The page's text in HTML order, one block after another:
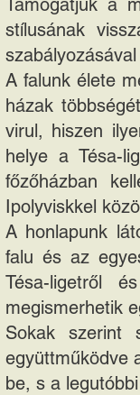
Támogatjuk a
stílusának
A falunk élete
házak
virul, hiszen
helye a Tésa-
főzőházban
Ipolyviskkel
A honlapunk
falu és az
Tésa-ligetről
megismerhetik
Sokak szerint
együttműködve
be, s a